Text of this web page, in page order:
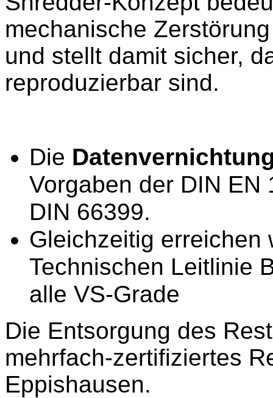
mechanische
und stellt damit sicher,
reproduzierbar sind.
Die
Vorgaben der DIN EN
DIN 66399.
Gleichzeitig erreichen
Technischen Leitlinie
alle VS-Grade
Die Entsorgung des
mehrfach-zertifiziertes
Eppishausen.